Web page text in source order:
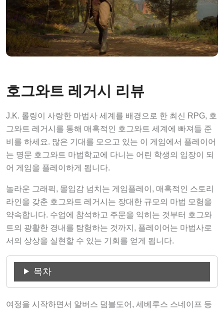
호그와트 레거시 리뷰
J.K. 롤링이 사랑한 마법사 세계를 배경으로 한 최신 RPG, 호
그와트 레거시를 통해 매혹적인 호그와트 세계에 빠져들 준
비를 하세요. 많은 기대를 모으고 있는 이 게임에서 플레이어
는 명문 호그와트 마법학교에 다니는 어린 학생의 입장이 되
어 게임을 플레이하게 됩니다.
놀라운 그래픽, 몰입감 넘치는 게임플레이, 매혹적인 스토리
라인을 갖춘 호그와트 레거시는 장대한 규모의 마법 모험을
약속합니다. 수업에 참석하고 주문을 익히는 것부터 호그와
트의 광활한 경내를 탐험하는 것까지, 플레이어는 마법사로
서의 상상을 실현할 수 있는 기회를 얻게 됩니다.
목차
여정을 시작하면서 알버스 덤블도어, 세베루스 스네이프 등